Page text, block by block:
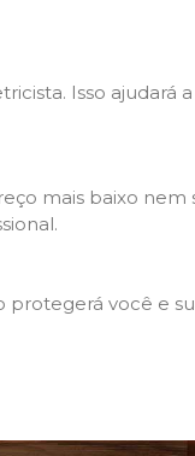
Isso ajudará
mais baixo nem
você e